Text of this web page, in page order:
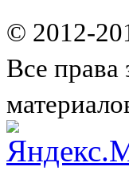
© 2012-
Все